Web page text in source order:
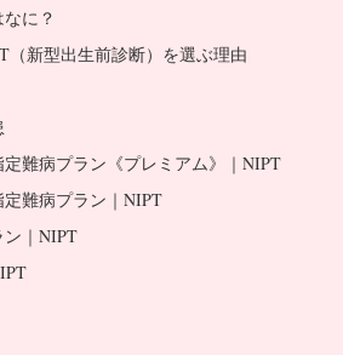
に？
（新型出生前診断）を選ぶ理由
難病プラン《プレミアム》｜NIPT
難病プラン｜NIPT
ン｜NIPT